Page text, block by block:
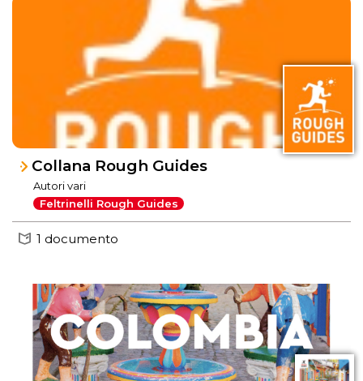
Collana Rough Guides
Autori vari
Feltrinelli Rough Guides
1 documento